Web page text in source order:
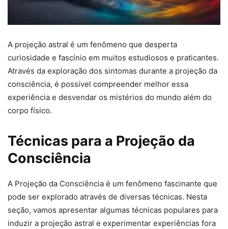
A projeção astral é um fenômeno que desperta
curiosidade e fascínio em muitos estudiosos e praticantes.
Através da exploração dos sintomas durante a projeção da
consciência, é possível compreender melhor essa
experiência e desvendar os mistérios do mundo além do
corpo físico.
Técnicas para a Projeção da
Consciência
A Projeção da Consciência é um fenômeno fascinante que
pode ser explorado através de diversas técnicas. Nesta
seção, vamos apresentar algumas técnicas populares para
induzir a projeção astral e experimentar experiências fora